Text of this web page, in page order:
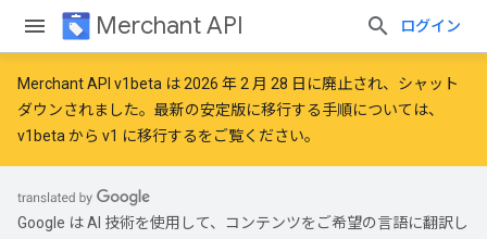
Merchant API ログイン
Merchant API v1beta は 2026 年 2 月 28 日に廃止され、シャット
ダウンされました。最新の安定版に移行する手順については、
v1beta から v1 に移行するをご覧ください。
Google は AI 技術を使用して、コンテンツをご希望の言語に翻訳し